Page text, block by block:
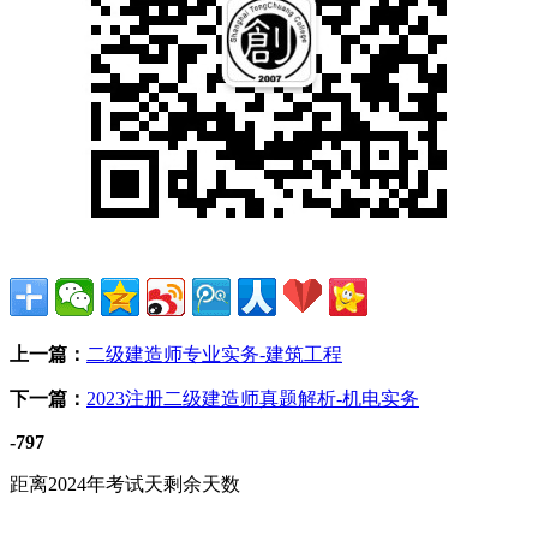
上一篇： 二级建造师专业实务-建筑工程
下一篇： 2023注册二级建造师真题解析-机电实务
-797
距离2024年考试天剩余天数